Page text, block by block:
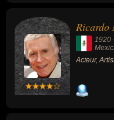
Ricardo
1920
Acteur,